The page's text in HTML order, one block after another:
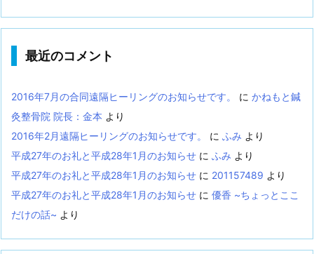
最近のコメント
2016年7月の合同遠隔ヒーリングのお知らせです。 に かねもと鍼
灸整骨院 院長：金本 より
2016年2月遠隔ヒーリングのお知らせです。
に ふみ より
平成27年のお礼と平成28年1月のお知らせ に ふみ より
平成27年のお礼と平成28年1月のお知らせ に 201157489 より
平成27年のお礼と平成28年1月のお知らせ に 優香 ~ちょっとここ
だけの話~ より